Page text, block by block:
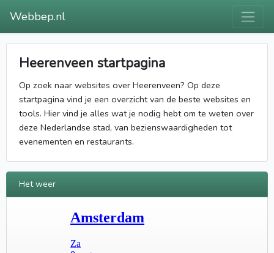
Webbep.nl
Heerenveen startpagina
Op zoek naar websites over Heerenveen? Op deze
startpagina vind je een overzicht van de beste websites en
tools. Hier vind je alles wat je nodig hebt om te weten over
deze Nederlandse stad, van bezienswaardigheden tot
evenementen en restaurants.
Het weer